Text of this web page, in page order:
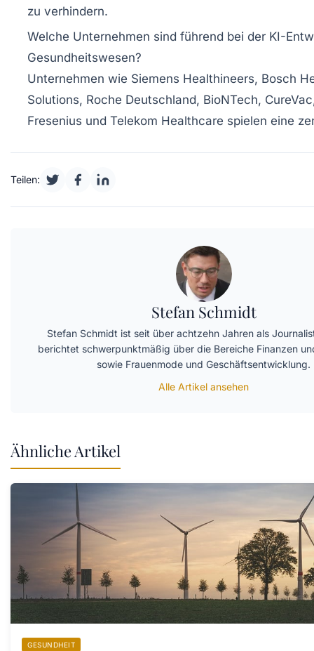
zu verhindern.
Welche Unternehmen sind führend bei der KI-
Gesundheitswesen?
Unternehmen wie Siemens Healthineers, Bosch
Solutions, Roche Deutschland, BioNTech,
Fresenius und Telekom Healthcare spielen eine
Teilen:
Stefan Schmidt
Stefan Schmidt ist seit über achtzehn Jahren als
berichtet schwerpunktmäßig über die Bereiche Finanzen
sowie Frauenmode und Geschäftsentwicklung.
Alle Artikel ansehen
Ähnliche Artikel
GESUNDHEIT